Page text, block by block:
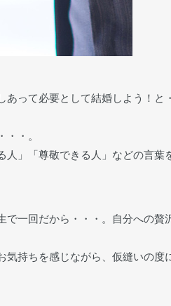
って必要として結婚しよう！と
・。
人」「尊敬できる人」などの言葉
一回だから・・・。自分への贅
持ちを感じながら、仮縫いの度